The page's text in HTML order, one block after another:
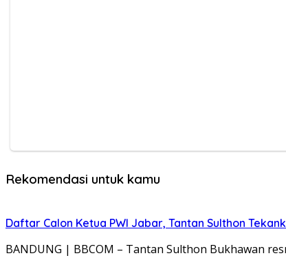
Rekomendasi untuk kamu
Daftar Calon Ketua PWI Jabar, Tantan Sulthon
BANDUNG | BBCOM – Tantan Sulthon Bukhawan